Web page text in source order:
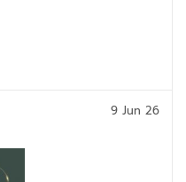
9 Jun 26